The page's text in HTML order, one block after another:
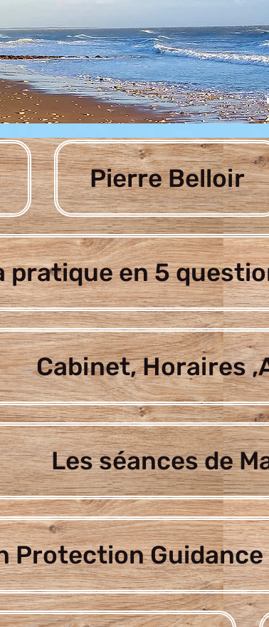
Pierre Belloir
pratique en 5
Cabinet, Horaires
Les séances de
Protection Guidance